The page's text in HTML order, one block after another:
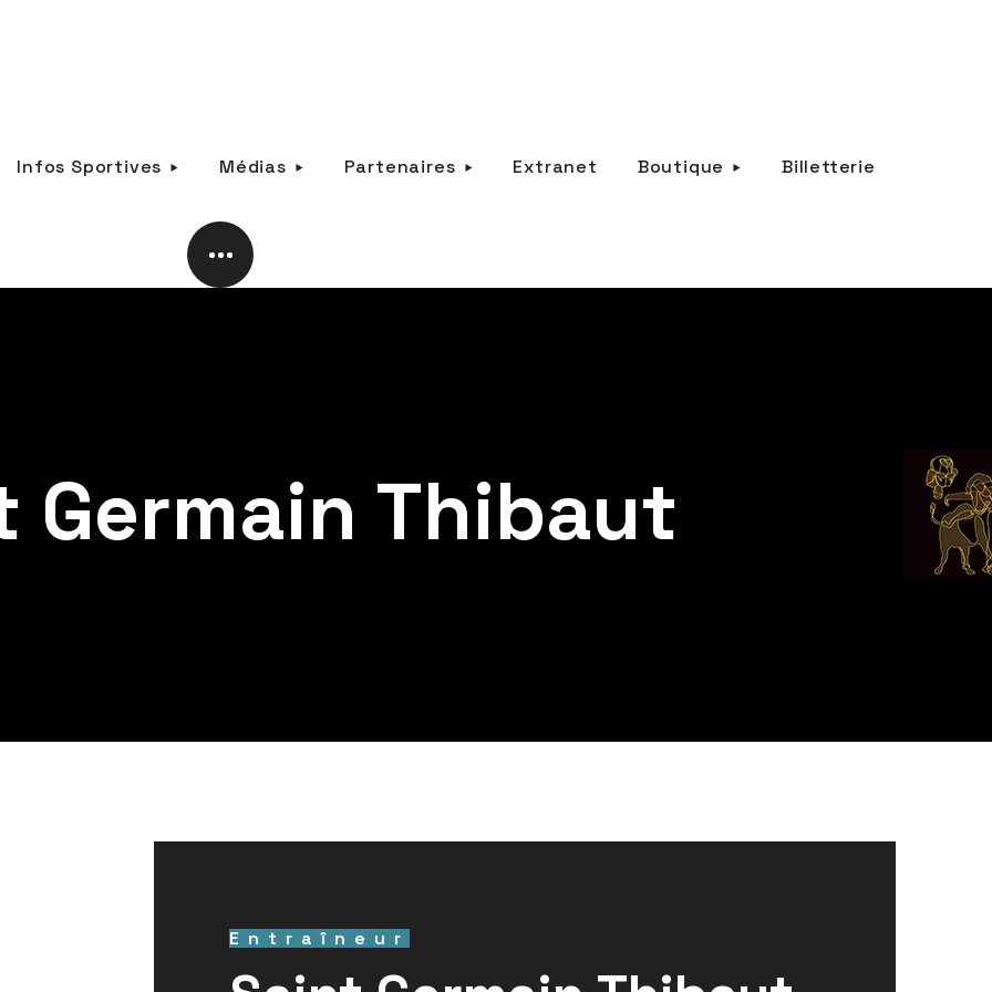
Infos Sportives Médias Partenaires Extranet Boutique Billetterie
Germain Thibaut
Entraîneur